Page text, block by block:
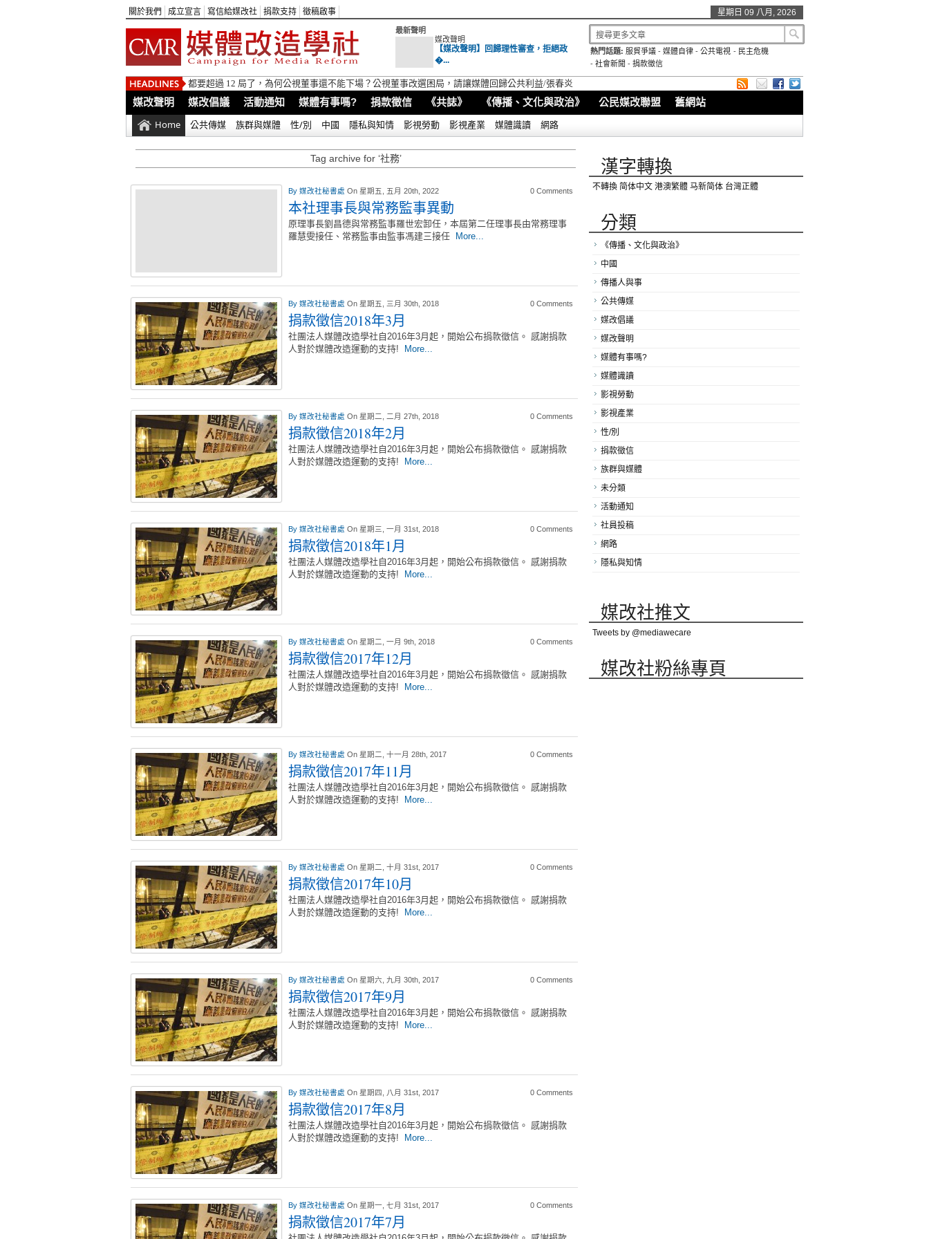
關於我們 成立宣言 寫信給媒改社 捐款支持 徵稿啟事 星期日 09 八月, 2026
最新聲明
媒改聲明
【媒改聲明】回歸理性審查，拒絕政
�...
熱門話題: 服貿爭議 -媒體自律 -公共電視 - 民主危機
- 社會新聞 - 捐款徵信
都要超過 12 局了，為何公視董事還不能下場？公視董事改選困局，請讓媒體回歸公共利益/張春炎
媒改聲明 媒改倡議 活動通知 媒體有事嗎? 捐款徵信 《共誌》 《傳播、文化與政治》 公民媒改聯盟 舊網站
Home 公共傳媒 族群與媒體 性/別 中國 隱私與知情 影視勞動 影視產業 媒體識讀 網路
Tag archive for ‘社務’
By 媒改社秘書處 On 星期五, 五月 20th, 2022 0 Comments
本社理事長與常務監事異動
原理事長劉昌德與常務監事羅世宏卸任，本屆第二任理事長由常務理事
羅慧雯接任、常務監事由監事馮建三接任
More...
By 媒改社秘書處 On 星期五, 三月 30th, 2018 0 Comments
捐款徵信2018年3月
社團法人媒體改造學社自2016年3月起，開始公布捐款徵信。 感謝捐款
人對於媒體改造運動的支持!
More...
By 媒改社秘書處 On 星期二, 二月 27th, 2018 0 Comments
捐款徵信2018年2月
社團法人媒體改造學社自2016年3月起，開始公布捐款徵信。 感謝捐款
人對於媒體改造運動的支持!
More...
By 媒改社秘書處 On 星期三, 一月 31st, 2018 0 Comments
捐款徵信2018年1月
社團法人媒體改造學社自2016年3月起，開始公布捐款徵信。 感謝捐款
人對於媒體改造運動的支持!
More...
By 媒改社秘書處 On 星期二, 一月 9th, 2018 0 Comments
捐款徵信2017年12月
社團法人媒體改造學社自2016年3月起，開始公布捐款徵信。 感謝捐款
人對於媒體改造運動的支持!
More...
By 媒改社秘書處 On 星期二, 十一月 28th, 2017 0 Comments
捐款徵信2017年11月
社團法人媒體改造學社自2016年3月起，開始公布捐款徵信。 感謝捐款
人對於媒體改造運動的支持!
More...
By 媒改社秘書處 On 星期二, 十月 31st, 2017 0 Comments
捐款徵信2017年10月
社團法人媒體改造學社自2016年3月起，開始公布捐款徵信。 感謝捐款
人對於媒體改造運動的支持!
More...
By 媒改社秘書處 On 星期六, 九月 30th, 2017 0 Comments
捐款徵信2017年9月
社團法人媒體改造學社自2016年3月起，開始公布捐款徵信。 感謝捐款
人對於媒體改造運動的支持!
More...
By 媒改社秘書處 On 星期四, 八月 31st, 2017 0 Comments
捐款徵信2017年8月
社團法人媒體改造學社自2016年3月起，開始公布捐款徵信。 感謝捐款
人對於媒體改造運動的支持!
More...
By 媒改社秘書處 On 星期一, 七月 31st, 2017 0 Comments
捐款徵信2017年7月
漢字轉換
不轉換 简体中文 港澳繁體 马新简体 台灣正體
分類
《傳播、文化與政治》
中國
傳播人與事
公共傳媒
媒改倡議
媒改聲明
媒體有事嗎?
媒體識讀
影視勞動
影視產業
性/別
捐款徵信
族群與媒體
未分類
活動通知
社員投稿
網路
隱私與知情
媒改社推文
Tweets by @mediawecare
媒改社粉絲專頁